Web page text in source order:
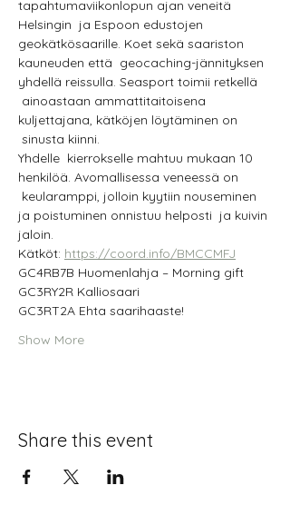
tapahtumaviikonlopun ajan veneitä
Helsingin  ja Espoon edustojen
geokätkösaarille. Koet sekä saariston
kauneuden että  geocaching-jännityksen
yhdellä reissulla. Seasport toimii retkellä
ainoastaan ammattitaitoisena
kuljettajana, kätköjen löytäminen on
sinusta kiinni.
Yhdelle  kierrokselle mahtuu mukaan 10
henkilöä. Avomallisessa veneessä on
keularamppi, jolloin kyytiin nouseminen
ja poistuminen onnistuu helposti  ja kuivin
jaloin.
Kätköt: https://coord.info/BMCCMFJ
GC4RB7B Huomenlahja – Morning gift
GC3RY2R Kalliosaari
GC3RT2A Ehta saarihaaste!
Show More
Share this event